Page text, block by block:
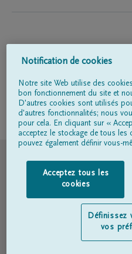
Suivez-nous sur
Conditions
Déclaration
Déclaration
Notification de cookies
Notre site Web utilise des
bon fonctionnement du site et
D'autres cookies sont utilisés
d'autres fonctionnalités; nous
pour cela. En cliquant sur «
acceptez le stockage de tous les
pouvez également définir vous-
Acceptez tous les
cookies
Définissez
vos